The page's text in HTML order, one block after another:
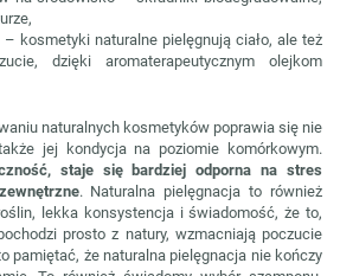
kosmetyki naturalne pielęgnują ciało, ale też
dzięki aromaterapeutycznym olejkom
naturalnych kosmetyków poprawia się nie
jej kondycja na poziomie komórkowym.
staje się bardziej odporna na stres
. Naturalna pielęgnacja to również
lekka konsystencja i świadomość, że to,
prosto z natury, wzmacniają poczucie
pamiętać, że naturalna pielęgnacja nie kończy